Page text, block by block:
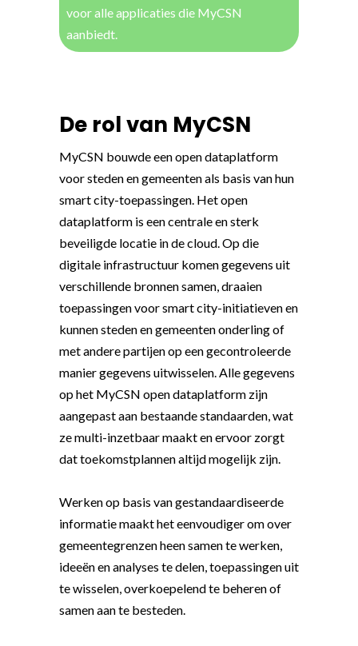
voor alle applicaties die MyCSN
aanbiedt.
De rol van MyCSN
MyCSN bouwde een open dataplatform
voor steden en gemeenten als basis van hun
smart city-toepassingen. Het open
dataplatform is een centrale en sterk
beveiligde locatie in de cloud. Op die
digitale infrastructuur komen gegevens uit
verschillende bronnen samen, draaien
toepassingen voor smart city-initiatieven en
kunnen steden en gemeenten onderling of
met andere partijen op een gecontroleerde
manier gegevens uitwisselen. Alle gegevens
op het MyCSN open dataplatform zijn
aangepast aan bestaande standaarden, wat
ze multi-inzetbaar maakt en ervoor zorgt
dat toekomstplannen altijd mogelijk zijn.
Werken op basis van gestandaardiseerde
informatie maakt het eenvoudiger om over
gemeentegrenzen heen samen te werken,
ideeën en analyses te delen, toepassingen uit
te wisselen, overkoepelend te beheren of
samen aan te besteden.